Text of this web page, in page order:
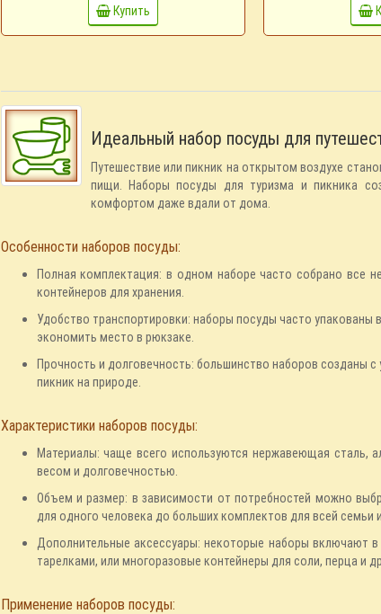
Купить
Идеальный набор посуды для
Путешествие или пикник на открытом воздухе
пищи. Наборы посуды для туризма и пикника
комфортом даже вдали от дома.
Особенности наборов посуды:
Полная комплектация: в одном наборе часто собрано все
контейнеров для хранения.
Удобство транспортировки: наборы посуды часто упакованы
экономить место в рюкзаке.
Прочность и долговечность: большинство наборов созданы
пикник на природе.
Характеристики наборов посуды:
Материалы: чаще всего используются нержавеющая сталь,
весом и долговечностью.
Объем и размер: в зависимости от потребностей можно
для одного человека до больших комплектов для всей семьи
Дополнительные аксессуары: некоторые наборы включают
тарелками, или многоразовые контейнеры для соли, перца и
Применение наборов посуды: